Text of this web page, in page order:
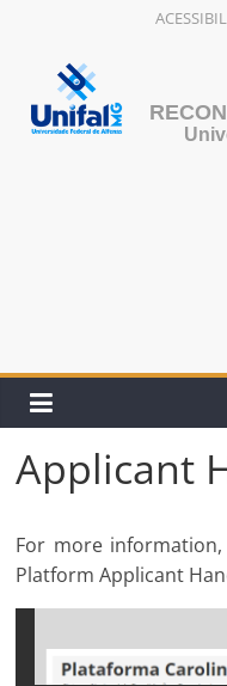
content
Applicant
For more information,
Platform Applicant